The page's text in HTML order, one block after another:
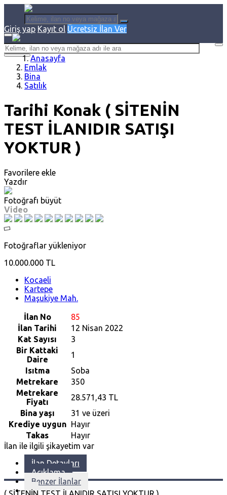
Giriş yap Kayıt ol Ücretsiz İlan Ver
Anasayfa
Emlak
Bina
Satılık
Tarihi Konak ( SİTENİN
TEST İLANIDIR SATIŞI
YOKTUR )
Favorilere ekle
Yazdır
Fotoğrafı büyüt
Video
Fotoğraflar yükleniyor
10.000.000 TL
Kocaeli
Kartepe
Maşukiye Mah.
İlan No
85
İlan Tarihi
12 Nisan 2022
Kat Sayısı
3
Bir Kattaki
Daire
1
Isıtma
Soba
Metrekare
350
Metrekare
Fiyatı
28.571,43 TL
Bina yaşı
31 ve üzeri
Krediye uygun Hayır
Takas
Hayır
İlan ile ilgili şikayetim var
İlan Detayları
Açıklama
Benzer İlanlar